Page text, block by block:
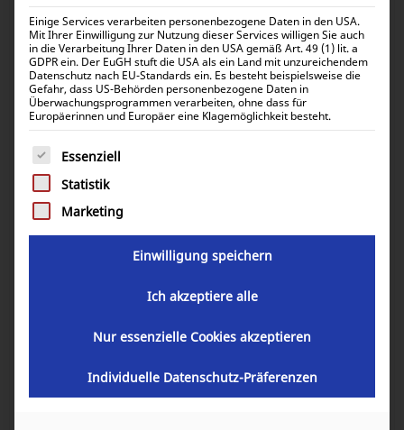
Einige Services verarbeiten personenbezogene Daten in den USA.
Mit Ihrer Einwilligung zur Nutzung dieser Services willigen Sie auch
in die Verarbeitung Ihrer Daten in den USA gemäß Art. 49 (1) lit. a
GDPR ein. Der EuGH stuft die USA als ein Land mit unzureichendem
Datenschutz nach EU-Standards ein. Es besteht beispielsweise die
Gefahr, dass US-Behörden personenbezogene Daten in
Überwachungsprogrammen verarbeiten, ohne dass für
Europäerinnen und Europäer eine Klagemöglichkeit besteht.
Es folgt eine Liste der Service-Gruppen, für die eine
Essenziell
Statistik
Marketing
Einwilligung speichern
Ich akzeptiere alle
Nur essenzielle Cookies akzeptieren
Individuelle Datenschutz-Präferenzen